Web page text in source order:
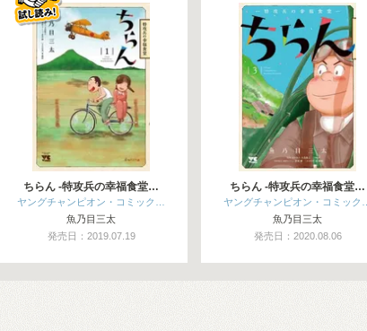
ちらん -特攻兵の幸福食堂…
ヤングチャンピオン・コミック…
魚乃目三太
発売日：2019.07.19
ちらん -特攻兵の幸福食堂…
ヤングチャンピオン・コミック…
魚乃目三太
発売日：2020.08.06